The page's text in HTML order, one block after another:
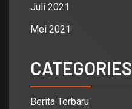
Juli 2021
Mei 2021
CATEGORIES
Berita Terbaru